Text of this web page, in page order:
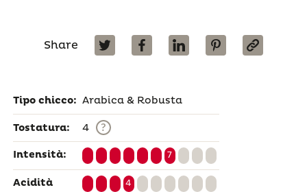
Share
Tipo chicco: Arabica & Robusta
Tostatura: 4 ?
Intensità: 7
Acidità 4